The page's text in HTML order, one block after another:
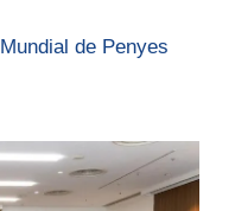
de Penyes